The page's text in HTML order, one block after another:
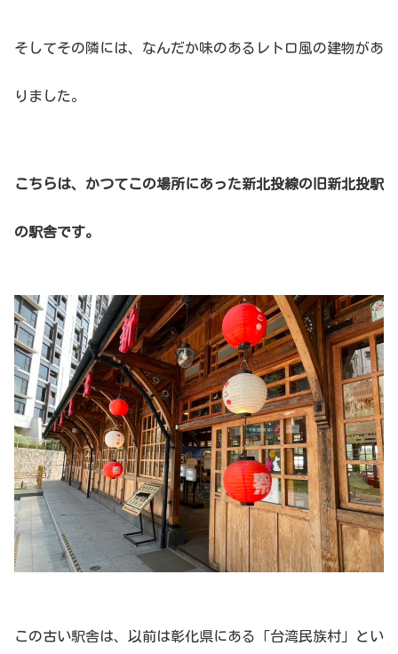
そしてその隣には、なんだか味のあるレトロ風の建物があ
りました。
こちらは、かつてこの場所にあった新北投線の旧新北投駅
の駅舎です。
この古い駅舎は、以前は彰化県にある「台湾民族村」とい